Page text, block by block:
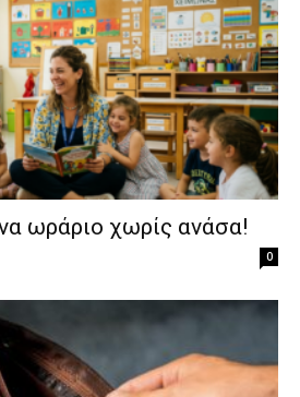
ωράριο χωρίς ανάσα!
0